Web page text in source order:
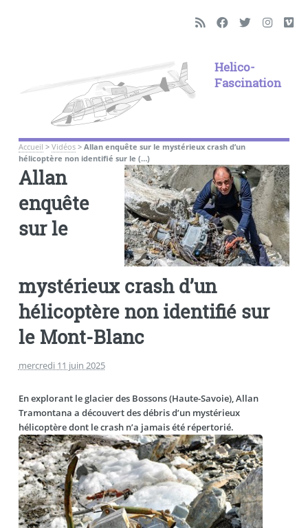
Helico-
Fascination
Accueil > Vidéos> Allan enquête sur le mystérieux crash d’un
hélicoptère non identifié sur le (…)
Allan
enquête
sur le
mystérieux crash d’un
hélicoptère non identifié sur
le Mont-Blanc
mercredi 11 juin 2025
En explorant le glacier des Bossons (Haute-Savoie), Allan
Tramontana a découvert des débris d’un mystérieux
hélicoptère dont le crash n’a jamais été répertorié.